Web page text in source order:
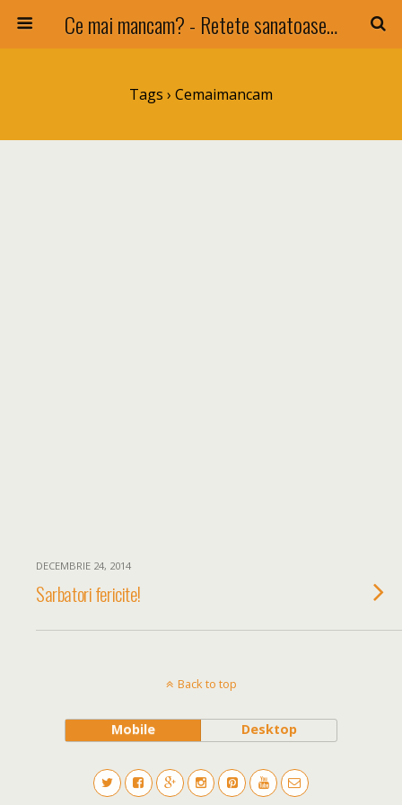
Ce mai mancam? - Retete sanatoase si nu numai !
Tags › Cemaimancam
DECEMBRIE 24, 2014
Sarbatori fericite!
Back to top
Mobile Desktop